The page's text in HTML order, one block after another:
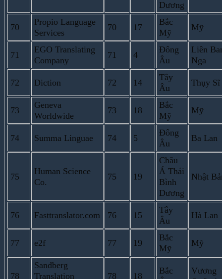
Dương
70
Propio Language
Services
70 17
Bắc
Mỹ
Mỹ
71
EGO Translating
Company
71 4
Đông
Âu
Liên
Nga
72 Diction 72 14
Tây
Âu
Thụy Sĩ
73
Geneva
Worldwide
73 18
Bắc
Mỹ
Mỹ
74 Summa Linguae 74 5
Đông
Âu
Ba Lan
75
Human Science
Co.
75 19
Châu
Á Thái
Bình
Dương
Nhật
76 Fasttranslator.com 76 15
Tây
Âu
Hà Lan
77 e2f 77 19
Bắc
Mỹ
Mỹ
78
Sandberg
Translation
78 18
Bắc
Vương